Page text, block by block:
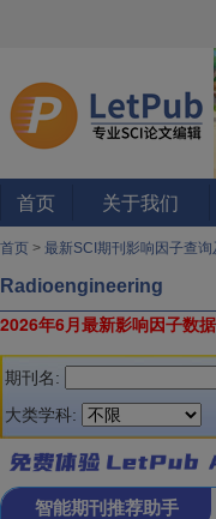
首页 关于我们
首页 > 最新SCI期刊影响因子查
Radioengineering
2026年6月最新影响因子数
期刊名:
大类学科:
智能期刊推荐助手